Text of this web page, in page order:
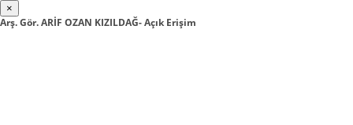
×
Arş. Gör. ARİF OZAN KIZILDAĞ- Açık Erişim